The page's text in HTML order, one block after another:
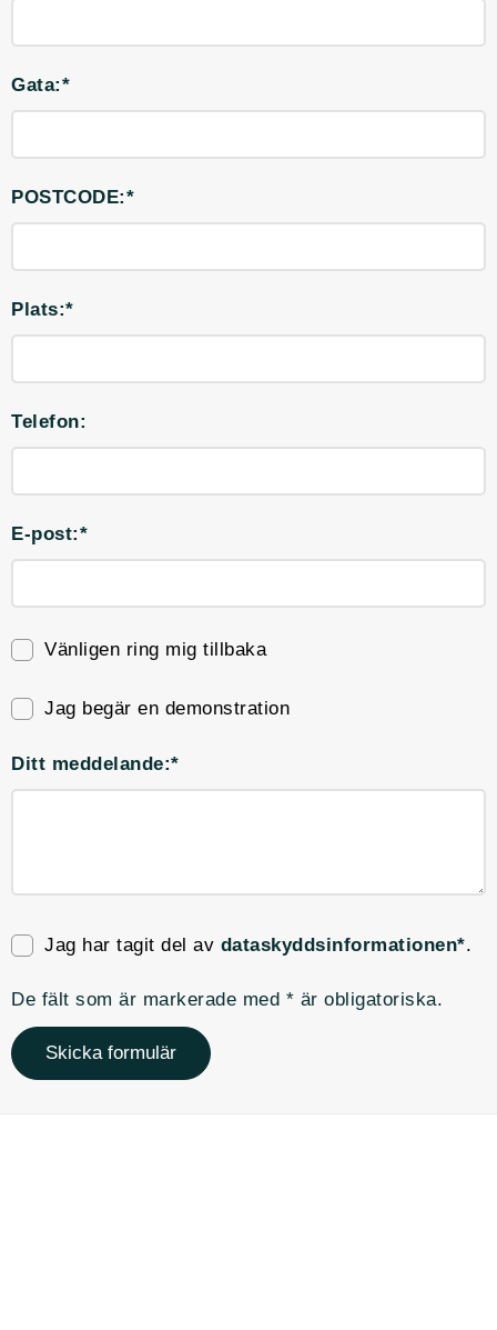
Gata:*
POSTCODE:*
Plats:*
Telefon:
E-post:*
Vänligen ring mig tillbaka
Jag begär en demonstration
Ditt meddelande:*
Jag har tagit del av dataskyddsinformationen*.
De fält som är markerade med * är obligatoriska.
Skicka formulär